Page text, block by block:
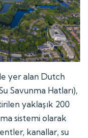
yer alan Dutch
Savunma Hatları),
yaklaşık 200
sistemi olarak
kanallar, su